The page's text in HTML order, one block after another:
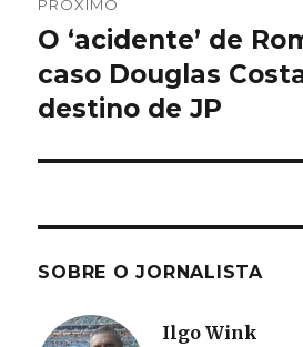
PRÓXIMO
Próximo
post:
O ‘acidente’ de
caso Douglas
destino de JP
SOBRE O JORNALISTA
Ilgo Wink